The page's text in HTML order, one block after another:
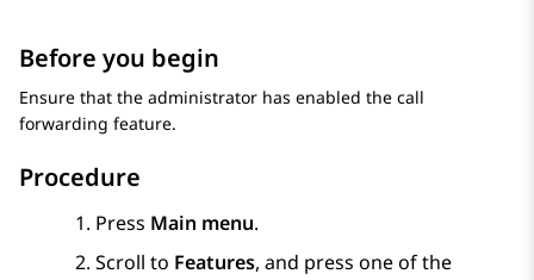
Before you begin
Ensure that the administrator has enabled the call
forwarding feature.
Procedure
Press Main menu.
Scroll to Features, and press one of the